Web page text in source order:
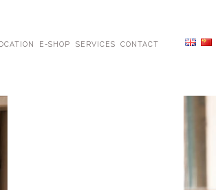
E-SHOP SERVICES CONTACT